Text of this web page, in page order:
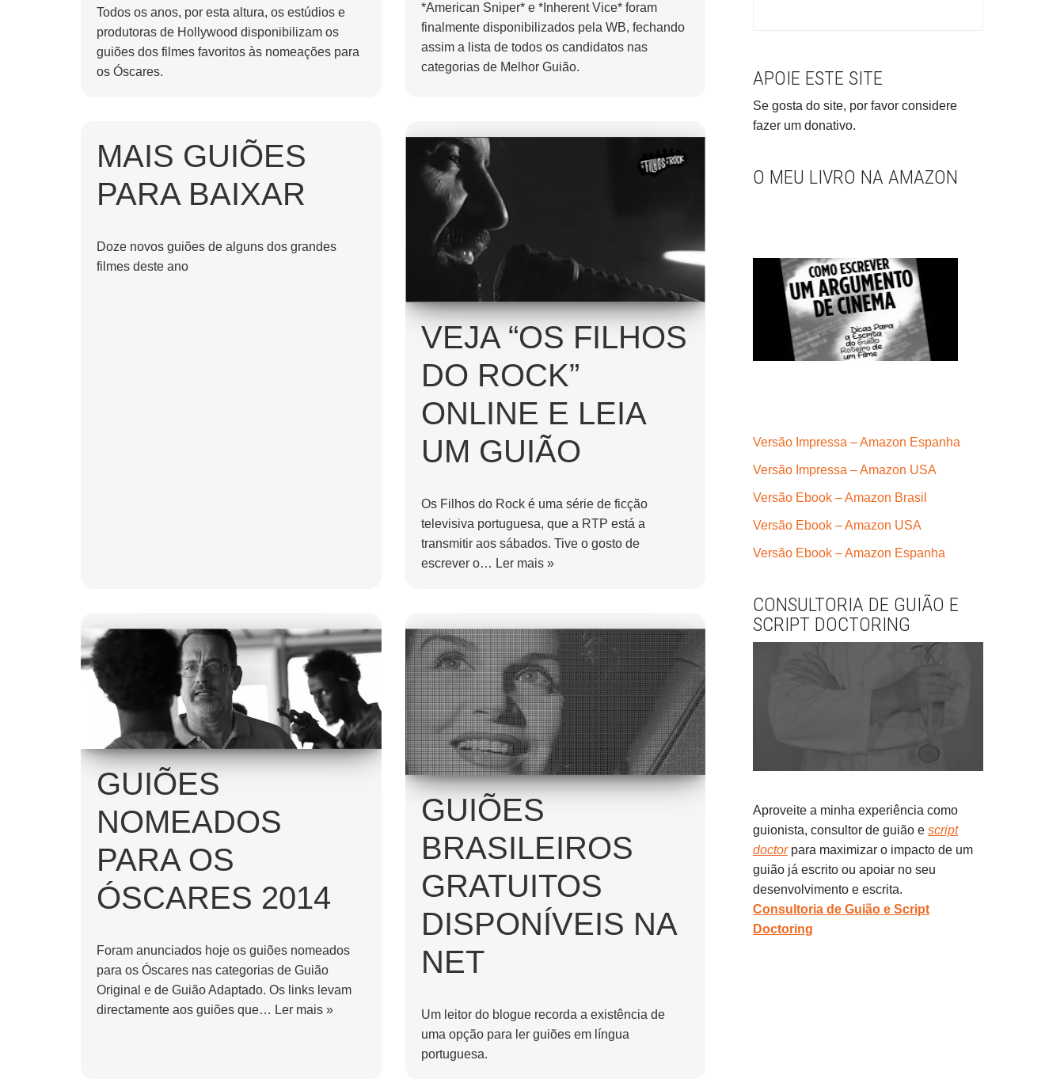
Todos os anos, por esta altura, os estúdios e
produtoras de Hollywood disponibilizam os
guiões dos filmes favoritos às nomeações para
os Óscares.
*American Sniper* e *Inherent Vice* foram
finalmente disponibilizados pela WB, fechando
assim a lista de todos os candidatos nas
categorias de Melhor Guião.
MAIS GUIÕES
PARA BAIXAR
Doze novos guiões de alguns dos grandes
filmes deste ano
VEJA “OS FILHOS
DO ROCK”
ONLINE E LEIA
UM GUIÃO
Os Filhos do Rock é uma série de ficção
televisiva portuguesa, que a RTP está a
transmitir aos sábados. Tive o gosto de
escrever o… Ler mais »
GUIÕES
NOMEADOS
PARA OS
ÓSCARES 2014
Foram anunciados hoje os guiões nomeados
para os Óscares nas categorias de Guião
Original e de Guião Adaptado. Os links levam
directamente aos guiões que… Ler mais »
GUIÕES
BRASILEIROS
GRATUITOS
DISPONÍVEIS NA
NET
Um leitor do blogue recorda a existência de
uma opção para ler guiões em língua
portuguesa.
APOIE ESTE SITE
Se gosta do site, por favor considere
fazer um donativo.
O MEU LIVRO NA AMAZON
Versão Impressa – Amazon Espanha
Versão Impressa – Amazon USA
Versão Ebook – Amazon Brasil
Versão Ebook – Amazon USA
Versão Ebook – Amazon Espanha
CONSULTORIA DE GUIÃO E
SCRIPT DOCTORING
Aproveite a minha experiência como
guionista, consultor de guião e script
doctorpara maximizar o impacto de um
guião já escrito ou apoiar no seu
desenvolvimento e escrita.
Consultoria de Guião e Script
Doctoring